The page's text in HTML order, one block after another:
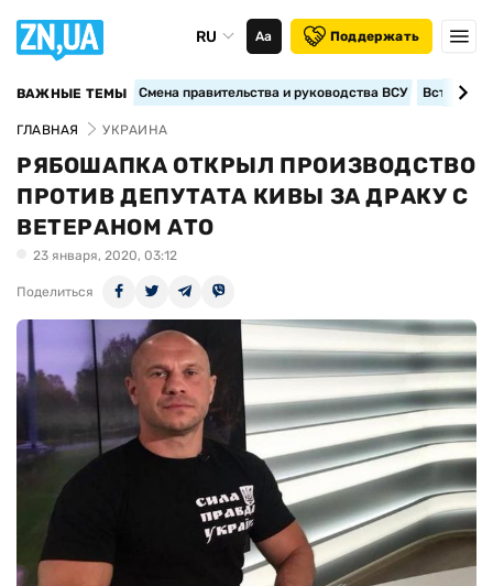
RU Аа Поддержать
ВАЖНЫЕ ТЕМЫ Смена правительства и руководства ВСУ
ГЛАВНАЯ УКРАИНА
РЯБОШАПКА ОТКРЫЛ ПРОИЗВОДСТВО
ПРОТИВ ДЕПУТАТА КИВЫ ЗА ДРАКУ С
ВЕТЕРАНОМ АТО
23 января, 2020, 03:12
Поделиться